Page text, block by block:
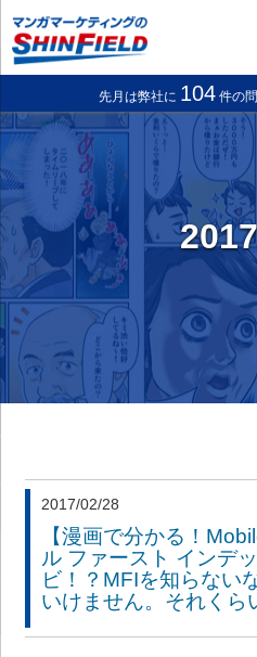
先月は弊社に 104件の
2017/02/28
【漫画で分かる！
ル ファースト インデ
ビ！？MFIを知らない
いけません。それくら